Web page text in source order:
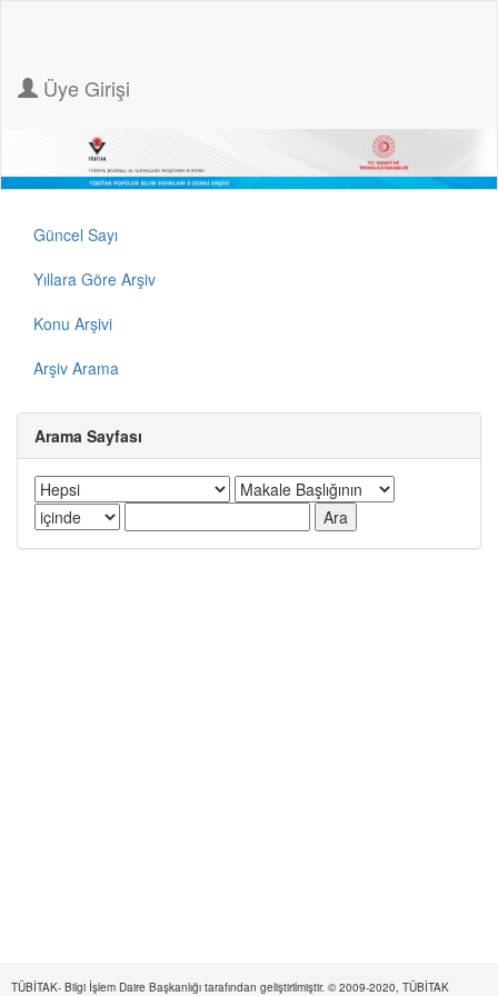
Üye Girişi
Güncel Sayı
Yıllara Göre Arşiv
Konu Arşivi
Arşiv Arama
Arama Sayfası
TÜBİTAK- Bilgi İşlem Daire Başkanlığı tarafından geliştirilmiştir. © 2009-2020, TÜBİTAK